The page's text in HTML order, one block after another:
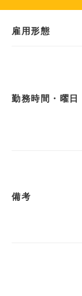
雇用形態
勤務時間・曜日
備考